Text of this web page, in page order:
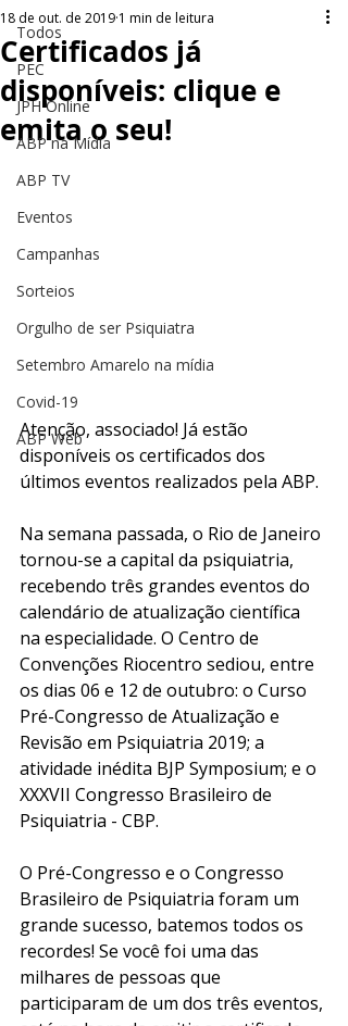
Todos
PEC
JPH Online
ABP na Mídia
ABP TV
Eventos
Campanhas
Sorteios
Orgulho de ser Psiquiatra
Setembro Amarelo na mídia
Covid-19
ABP Web
Certificados já
disponíveis: clique e
emita o seu!
18 de out. de 2019 1 min de leitura
Atenção, associado! Já estão
disponíveis os certificados dos
últimos eventos realizados pela ABP.
Na semana passada, o Rio de Janeiro
tornou-se a capital da psiquiatria,
recebendo três grandes eventos do
calendário de atualização científica
na especialidade. O Centro de
Convenções Riocentro sediou, entre
os dias 06 e 12 de outubro: o Curso
Pré-Congresso de Atualização e
Revisão em Psiquiatria 2019; a
atividade inédita BJP Symposium; e o
XXXVII Congresso Brasileiro de
Psiquiatria - CBP.
O Pré-Congresso e o Congresso
Brasileiro de Psiquiatria foram um
grande sucesso, batemos todos os
recordes! Se você foi uma das
milhares de pessoas que
participaram de um dos três eventos,